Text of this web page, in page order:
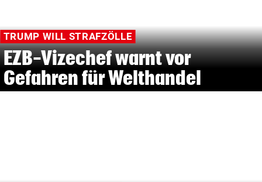
TRUMP WILL STRAFZÖLLE
EZB-Vizechef warnt vor
Gefahren für Welthandel